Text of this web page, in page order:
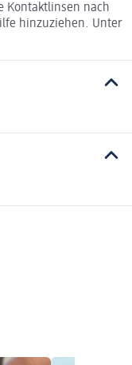
Kontaktlinsen nach
hinzuziehen. Unter